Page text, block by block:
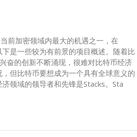
前加密领域内最大的机遇之一，在
是一些较为有前景的项目概述。随着比
奋的创新不断涌现，很难对比特币经济
但比特币要想成为一个具有全球意义的
领域的领导者和先锋是Stacks。Sta